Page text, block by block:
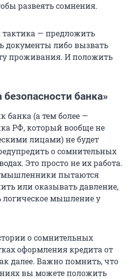
развеять сомнения.
тактика — предложить
документы либо вызвать
проживания. И положить
банка»
банка (а тем более —
РФ, который вообще не
лицами) не будет
о сомнительных
Это просто не их работа.
пытаются
или оказывать давление,
мышление у
о сомнительных
оформления кредита от
далее. Важно помнить, что
вы можете положить